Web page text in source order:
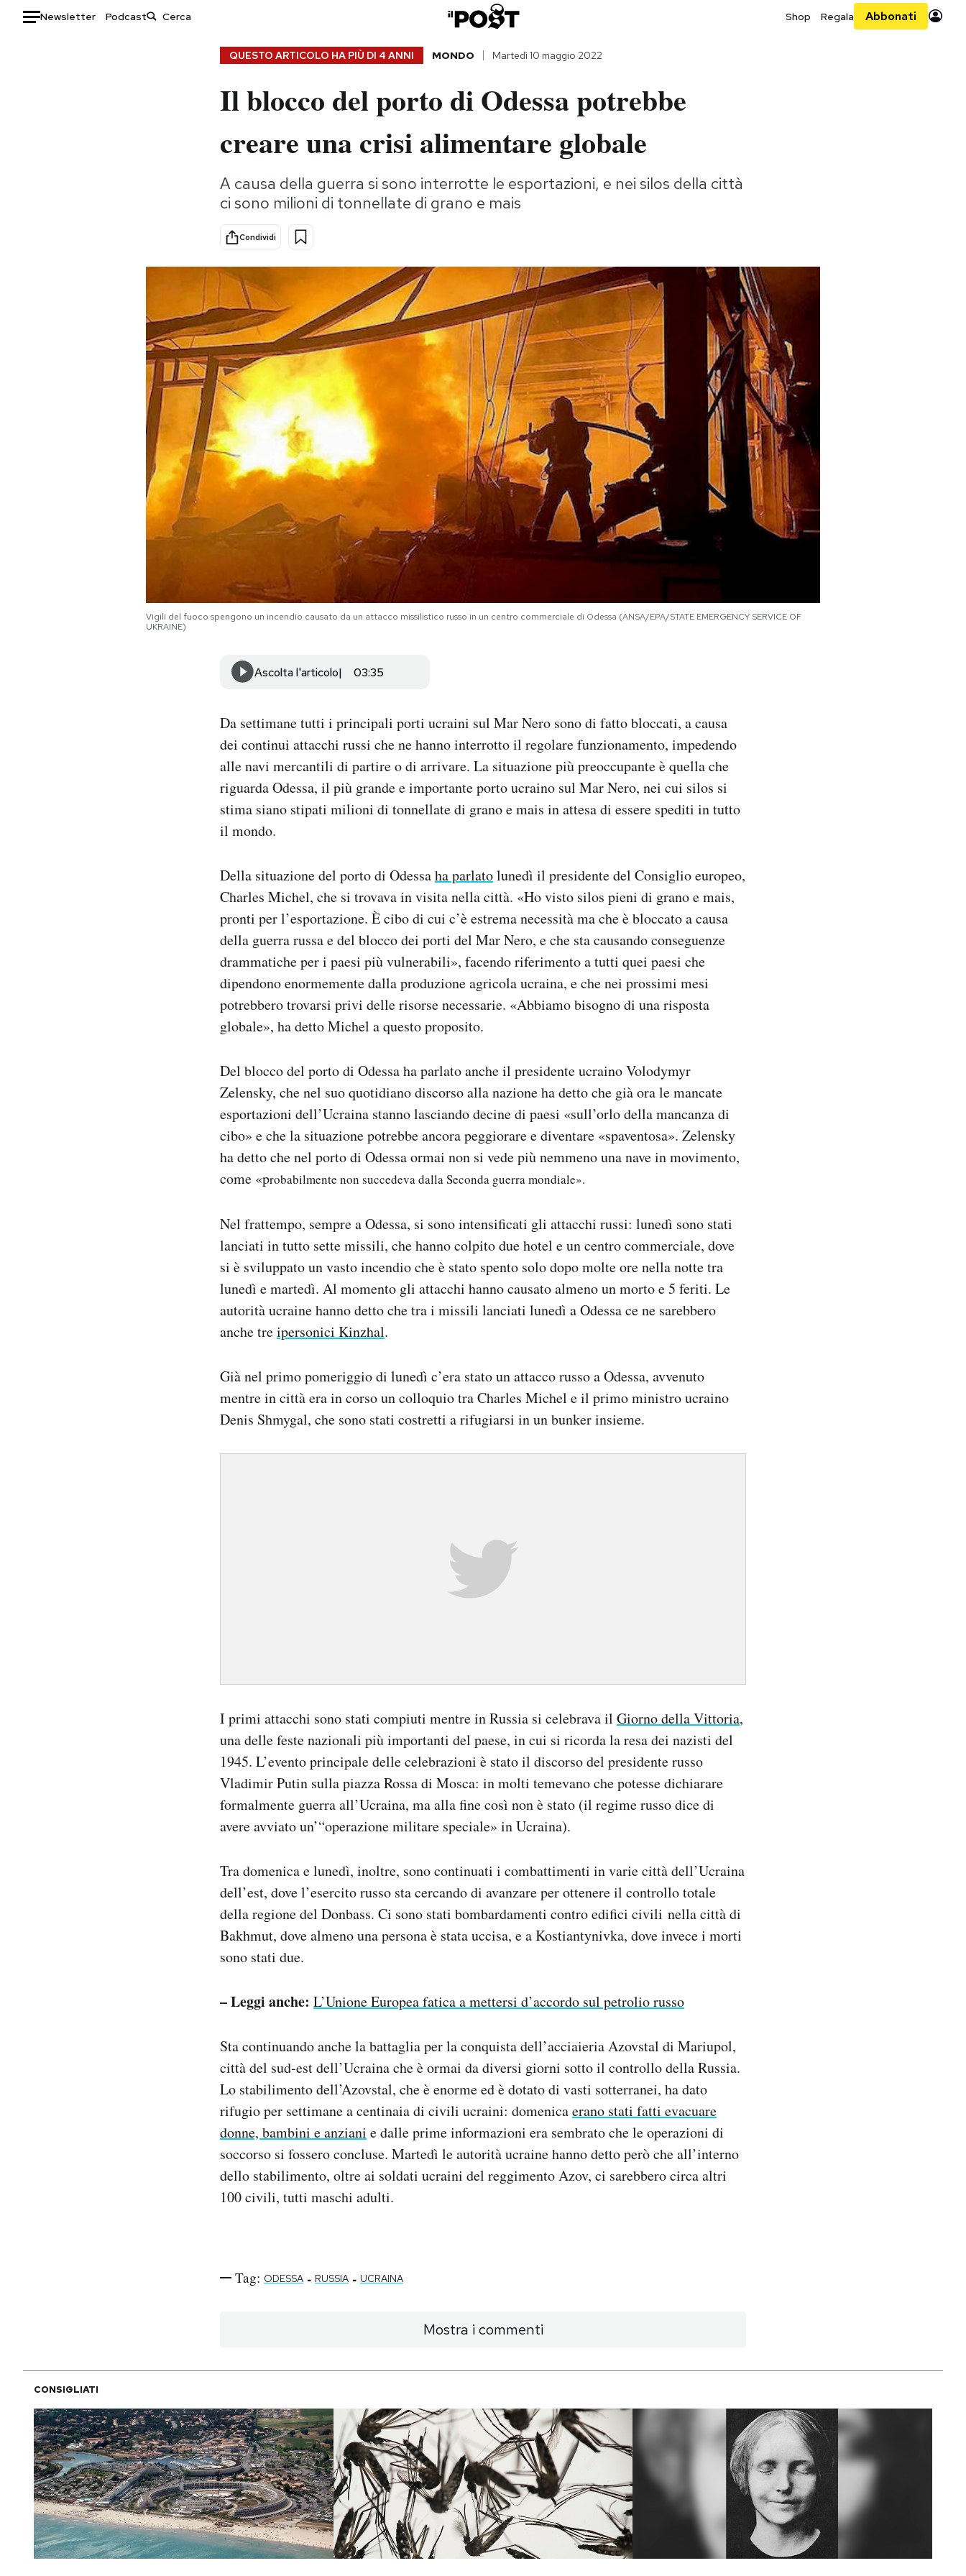
Newsletter Podcast Shop Regala Abbonati
Storie/Idee
Ok Boomer!
Altrecose
Mondiali calcio 2026
QUESTO ARTICOLO HA PIÙ DI 4 ANNI MONDO Martedì 10 maggio 2022
Il blocco del porto di Odessa potrebbe
creare una crisi alimentare globale
A causa della guerra si sono interrotte le esportazioni, e nei silos della città
ci sono milioni di tonnellate di grano e mais
Condividi
Vigili del fuoco spengono un incendio causato da un attacco missilistico russo in un centro commerciale di Odessa (ANSA/EPA/STATE EMERGENCY SERVICE OF
UKRAINE)
Ascolta l'articolo 03:35
Da settimane tutti i principali porti ucraini sul Mar Nero sono di fatto bloccati, a causa
dei continui attacchi russi che ne hanno interrotto il regolare funzionamento, impedendo
alle navi mercantili di partire o di arrivare. La situazione più preoccupante è quella che
riguarda Odessa, il più grande e importante porto ucraino sul Mar Nero, nei cui silos si
stima siano stipati milioni di tonnellate di grano e mais in attesa di essere spediti in tutto
il mondo.
Della situazione del porto di Odessaha parlatolunedì il presidente del Consiglio europeo,
Charles Michel, che si trovava in visita nella città. «Ho visto silos pieni di grano e mais,
pronti per l’esportazione. È cibo di cui c’è estrema necessità ma che è bloccato a causa
della guerra russa e del blocco dei porti del Mar Nero, e che sta causando conseguenze
drammatiche per i paesi più vulnerabili», facendo riferimento a tutti quei paesi che
dipendono enormemente dalla produzione agricola ucraina, e che nei prossimi mesi
potrebbero trovarsi privi delle risorse necessarie. «Abbiamo bisogno di una risposta
globale», ha detto Michel a questo proposito.
Del blocco del porto di Odessa ha parlato anche il presidente ucraino Volodymyr
Zelensky, che nel suo quotidiano discorso alla nazione ha detto che già ora le mancate
esportazioni dell’Ucraina stanno lasciando decine di paesi «sull’orlo della mancanza di
cibo» e che la situazione potrebbe ancora peggiorare e diventare «spaventosa». Zelensky
ha detto che nel porto di Odessa ormai non si vede più nemmeno una nave in movimento,
come «probabilmente non succedeva dalla Seconda guerra mondiale».
Nel frattempo, sempre a Odessa, si sono intensificati gli attacchi russi: lunedì sono stati
lanciati in tutto sette missili, che hanno colpito due hotel e un centro commerciale, dove
si è sviluppato un vasto incendio che è stato spento solo dopo molte ore nella notte tra
lunedì e martedì. Al momento gli attacchi hanno causato almeno un morto e 5 feriti. Le
autorità ucraine hanno detto che tra i missili lanciati lunedì a Odessa ce ne sarebbero
anche treipersonici Kinzhal.
Già nel primo pomeriggio di lunedì c’era stato un attacco russo a Odessa, avvenuto
mentre in città era in corso un colloquio tra Charles Michel e il primo ministro ucraino
Denis Shmygal, che sono stati costretti a rifugiarsi in un bunker insieme.
I primi attacchi sono stati compiuti mentre in Russia si celebrava il Giorno della Vittoria,
una delle feste nazionali più importanti del paese, in cui si ricorda la resa dei nazisti del
1945. L’evento principale delle celebrazioni è stato il discorso del presidente russo
Vladimir Putin sulla piazza Rossa di Mosca: in molti temevano che potesse dichiarare
formalmente guerra all’Ucraina, ma alla fine così non è stato (il regime russo dice di
avere avviato un’“operazione militare speciale» in Ucraina).
Tra domenica e lunedì, inoltre, sono continuati i combattimenti in varie città dell’Ucraina
dell’est, dove l’esercito russo sta cercando di avanzare per ottenere il controllo totale
della regione del Donbass. Ci sono stati bombardamenti contro edifici civili nella città di
Bakhmut, dove almeno una persona è stata uccisa, e a Kostiantynivka, dove invece i morti
sono stati due.
– Leggi anche: L’Unione Europea fatica a mettersi d’accordo sul petrolio russo
Sta continuando anche la battaglia per la conquista dell’acciaieria Azovstal di Mariupol,
città del sud-est dell’Ucraina che è ormai da diversi giorni sotto il controllo della Russia.
Lo stabilimento dell’Azovstal, che è enorme ed è dotato di vasti sotterranei, ha dato
rifugio per settimane a centinaia di civili ucraini: domenicaerano stati fatti evacuare
donne, bambini e anziani e dalle prime informazioni era sembrato che le operazioni di
soccorso si fossero concluse. Martedì le autorità ucraine hanno detto però che all’interno
dello stabilimento, oltre ai soldati ucraini del reggimento Azov, ci sarebbero circa altri
100 civili, tutti maschi adulti.
Tag: ODESSA - RUSSIA - UCRAINA
Mostra i commenti
CONSIGLIATI